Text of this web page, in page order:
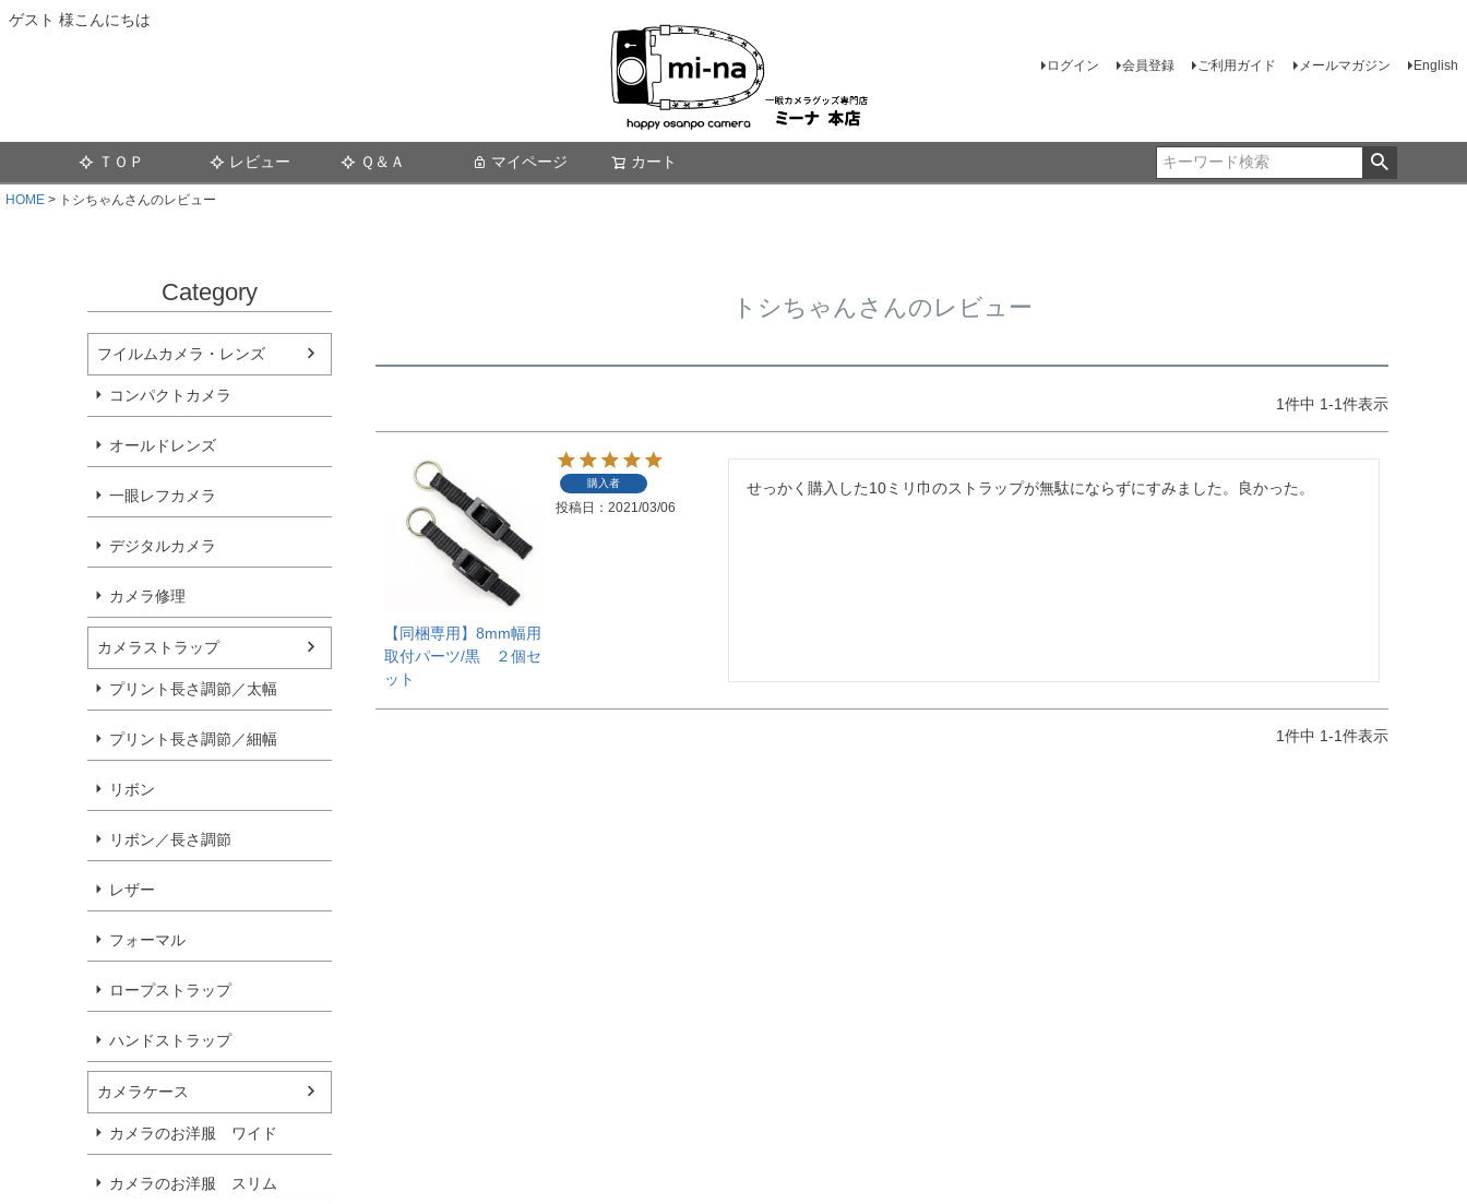
ゲスト 様こんにちは
ログイン 会員登録 ご利用ガイド メールマガジン English
ＴＯＰ レビュー Ｑ＆Ａ マイページ カート
HOME トシちゃんさんのレビュー
Category
フイルムカメラ・レンズ
コンパクトカメラ
オールドレンズ
一眼レフカメラ
デジタルカメラ
カメラ修理
カメラストラップ
プリント長さ調節／太幅
プリント長さ調節／細幅
リボン
リボン／長さ調節
レザー
フォーマル
ロープストラップ
ハンドストラップ
カメラケース
カメラのお洋服 ワイド
カメラのお洋服 スリム
トシちゃんさんのレビュー
1件中 1-1件表示
【同梱専用】8mm幅用
取付パーツ/黒 ２個セ
ット
購入者
投稿日 2021/03/06
せっかく購入した10ミリ巾のストラップが無駄にならずにすみました。良かった。
1件中 1-1件表示